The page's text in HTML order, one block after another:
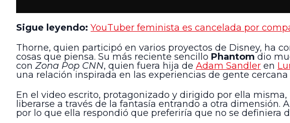
Sigue leyendo: YouTuber feminista es cancelada por
Thorne, quien participó en varios proyectos de Disney, ha
cosas que piensa. Su más reciente sencillo Phantom dio
con Zona Pop CNN, quien fuera hija de Adam Sandler en
una relación inspirada en las experiencias de gente cercana
En el video escrito, protagonizado y dirigido por ella
liberarse a través de la fantasía entrando a otra
por lo que ella respondió que preferiría que no se definiera